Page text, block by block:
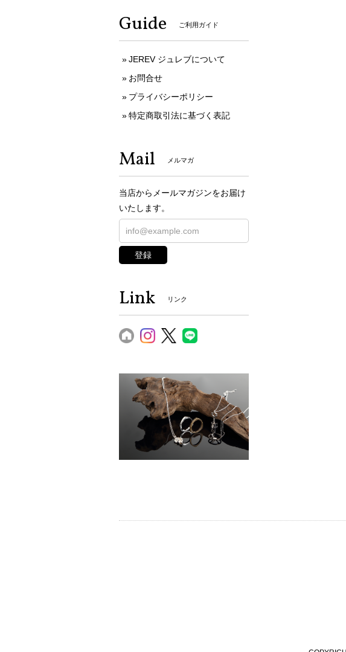
Guide ご利用ガイド
JEREV ジュレブについて
お問合せ
プライバシーポリシー
特定商取引法に基づく表記
Mail メルマガ
当店からメールマガジンをお届け
いたします。
登録
Link リンク